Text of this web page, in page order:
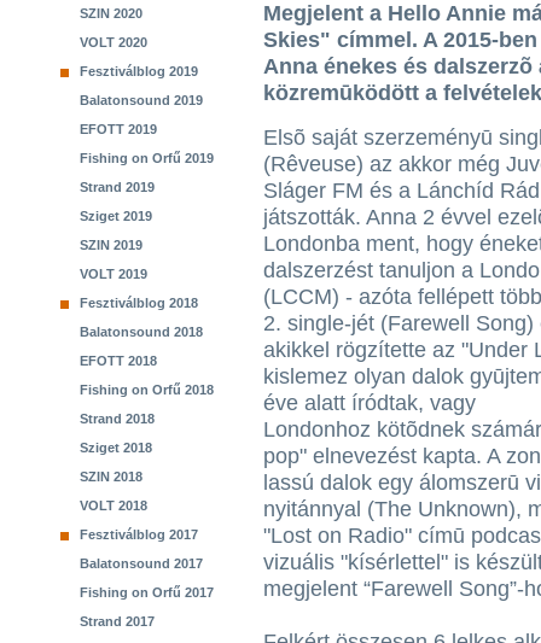
SZIN 2020
VOLT 2020
Fesztiválblog 2019
Balatonsound 2019
EFOTT 2019
Fishing on Orfű 2019
Strand 2019
Sziget 2019
SZIN 2019
VOLT 2019
Fesztiválblog 2018
Balatonsound 2018
EFOTT 2018
Fishing on Orfű 2018
Strand 2018
Sziget 2018
SZIN 2018
VOLT 2018
Fesztiválblog 2017
Balatonsound 2017
Fishing on Orfű 2017
Strand 2017
Megjelent a Hello Annie
Skies" címmel. A 2015-
Anna énekes és
közremūködött a
Elsõ saját szerzeményū
(Rêveuse) az akkor még
Sláger FM és a Lánchíd
játszották. Anna 2 évvel
Londonba ment, hogy
dalszerzést tanuljon a
(LCCM) - azóta fellépett
2. single-jét (Farewell
akikkel rögzítette az "Under
kislemez olyan dalok
éve alatt íródtak, vagy
Londonhoz kötõdnek
pop" elnevezést kapta. A
lassú dalok egy álomszerū
nyitánnyal (The Unknown),
"Lost on Radio" címū
vizuális "kísérlettel" is
megjelent “Farewell Song”-